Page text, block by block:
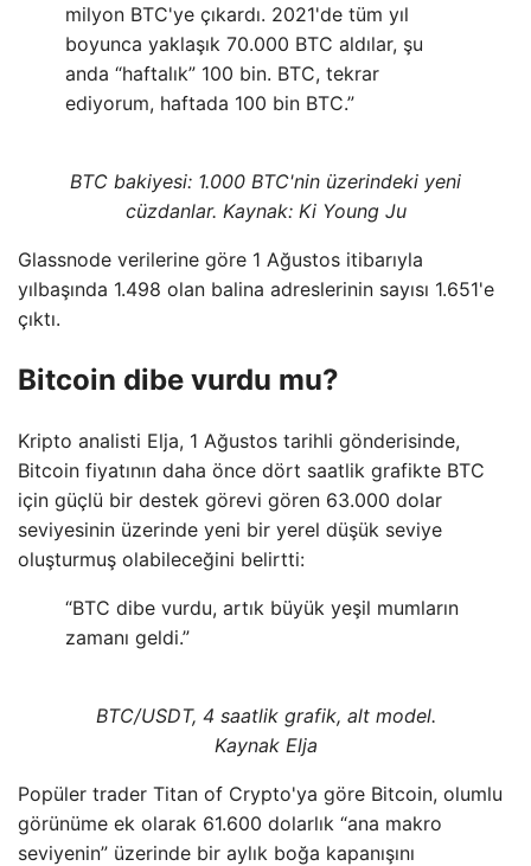
milyon BTC'ye çıkardı. 2021'de tüm yıl
boyunca yaklaşık 70.000 BTC aldılar, şu
anda “haftalık” 100 bin. BTC, tekrar
ediyorum, haftada 100 bin BTC.”
BTC bakiyesi: 1.000 BTC'nin üzerindeki yeni
cüzdanlar. Kaynak: Ki Young Ju
Glassnode verilerine göre 1 Ağustos itibarıyla
yılbaşında 1.498 olan balina adreslerinin sayısı 1.651'e
çıktı.
Bitcoin dibe vurdu mu?
Kripto analisti Elja, 1 Ağustos tarihli gönderisinde,
Bitcoin fiyatının daha önce dört saatlik grafikte BTC
için güçlü bir destek görevi gören 63.000 dolar
seviyesinin üzerinde yeni bir yerel düşük seviye
oluşturmuş olabileceğini belirtti:
“BTC dibe vurdu, artık büyük yeşil mumların
zamanı geldi.”
BTC/USDT, 4 saatlik grafik, alt model.
Kaynak Elja
Popüler trader Titan of Crypto'ya göre Bitcoin, olumlu
görünüme ek olarak 61.600 dolarlık “ana makro
seviyenin” üzerinde bir aylık boğa kapanışını